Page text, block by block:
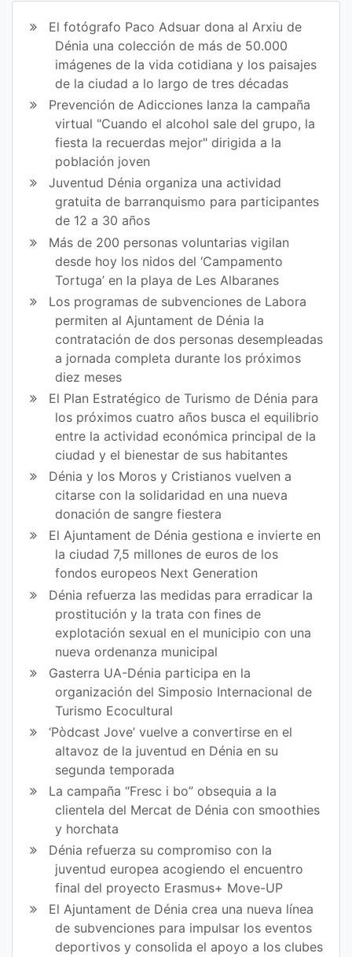
en
Fa
ce
bo
ok
ir
en
Tw
itt
er
El fotógrafo Paco Adsuar dona al Arxiu de
Dénia una colección de más de 50.000
imágenes de la vida cotidiana y los paisajes
de la ciudad a lo largo de tres décadas
Prevención de Adicciones lanza la campaña
virtual "Cuando el alcohol sale del grupo, la
fiesta la recuerdas mejor" dirigida a la
población joven
Juventud Dénia organiza una actividad
gratuita de barranquismo para participantes
de 12 a 30 años
Más de 200 personas voluntarias vigilan
desde hoy los nidos del ‘Campamento
Tortuga’ en la playa de Les Albaranes
Los programas de subvenciones de Labora
permiten al Ajuntament de Dénia la
contratación de dos personas desempleadas
a jornada completa durante los próximos
diez meses
El Plan Estratégico de Turismo de Dénia para
los próximos cuatro años busca el equilibrio
entre la actividad económica principal de la
ciudad y el bienestar de sus habitantes
Dénia y los Moros y Cristianos vuelven a
citarse con la solidaridad en una nueva
donación de sangre fiestera
El Ajuntament de Dénia gestiona e invierte en
la ciudad 7,5 millones de euros de los
fondos europeos Next Generation
Dénia refuerza las medidas para erradicar la
prostitución y la trata con fines de
explotación sexual en el municipio con una
nueva ordenanza municipal
Gasterra UA-Dénia participa en la
organización del Simposio Internacional de
Turismo Ecocultural
‘Pòdcast Jove’ vuelve a convertirse en el
altavoz de la juventud en Dénia en su
segunda temporada
La campaña “Fresc i bo” obsequia a la
clientela del Mercat de Dénia con smoothies
y horchata
Dénia refuerza su compromiso con la
juventud europea acogiendo el encuentro
final del proyecto Erasmus+ Move-UP
El Ajuntament de Dénia crea una nueva línea
de subvenciones para impulsar los eventos
deportivos y consolida el apoyo a los clubes